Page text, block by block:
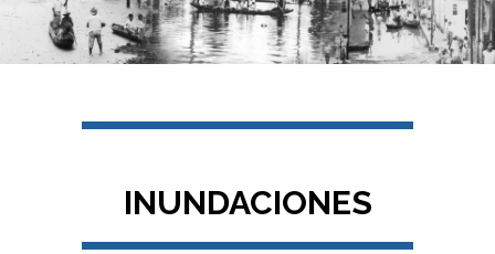
INUNDACIONES